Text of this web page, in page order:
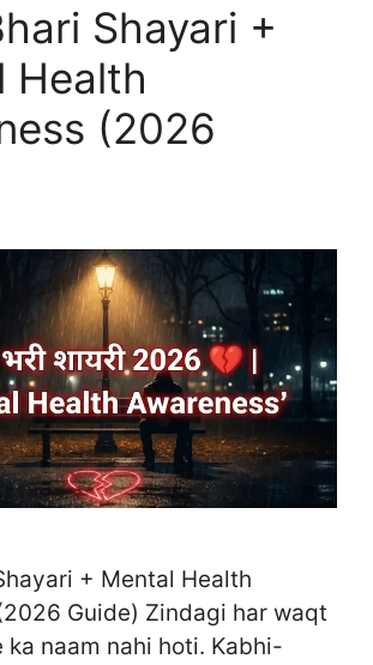
Shayari +
Health
(2026
+ Mental Health
Guide) Zindagi har waqt
ka naam nahi hoti. Kabhi-